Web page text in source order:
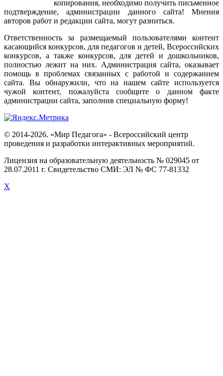
копирования, необходимо получить письменное
подтверждение,администрации данного сайта! Мнения
авторов работ и редакции сайта, могут разниться.
Ответственность
за размещаемый пользователями
контент
касающийся конкурсов, для педагогов и детей, Всероссийских
конкурсов, а также конкурсов, для детей и дошкольников,
полностью лежит на них. Администрация сайта, оказывает
помощь в проблемах связанных с работой и содержанием
сайта. Вы обнаружили, что на нашем сайте используется
чужой
контент, пожалуйста сообщите о данном
факте
администрации сайта, заполнив специальную форму!
© 2014-2026. «Мир Педагога» - Всероссийский центр
проведения и разработки интерактивных мероприятий.
Лицензия на образовательную деятельность № 029045 от
28.07.2011 г. Свидетельство СМИ: ЭЛ № ФС 77-81332
X